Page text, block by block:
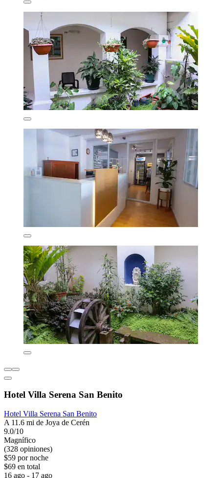
Hotel Villa Serena San Benito
Hotel Villa Serena San Benito
A 11.6 mi de Joya de Cerén
9.0/10
Magnífico
(328 opiniones)
$59 por noche
$69 en total
16 ago - 17 ago